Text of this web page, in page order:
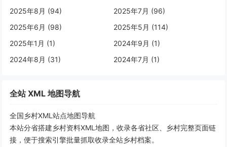
2025年8月 (94)
2025年7月 (96)
2025年6月 (98)
2025年5月 (114)
2025年1月 (1)
2024年9月 (1)
2024年8月 (31)
2024年7月 (1)
全站 XML 地图导航
全国乡村XML站点地图导航
本站分省搭建乡村资料XML地图，收录各省社区、乡村完整页面链
接，便于搜索引擎批量抓取收录全站乡村档案。